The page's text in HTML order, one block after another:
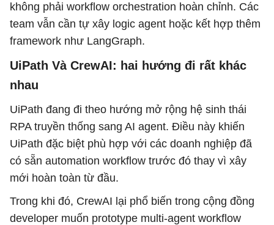
không phải workflow orchestration hoàn chỉnh. Các
team vẫn cần tự xây logic agent hoặc kết hợp thêm
framework như LangGraph.
UiPath Và CrewAI: hai hướng đi rất khác
nhau
UiPath đang đi theo hướng mở rộng hệ sinh thái
RPA truyền thống sang AI agent. Điều này khiến
UiPath đặc biệt phù hợp với các doanh nghiệp đã
có sẵn automation workflow trước đó thay vì xây
mới hoàn toàn từ đầu.
Trong khi đó, CrewAI lại phổ biến trong cộng đồng
developer muốn prototype multi-agent workflow